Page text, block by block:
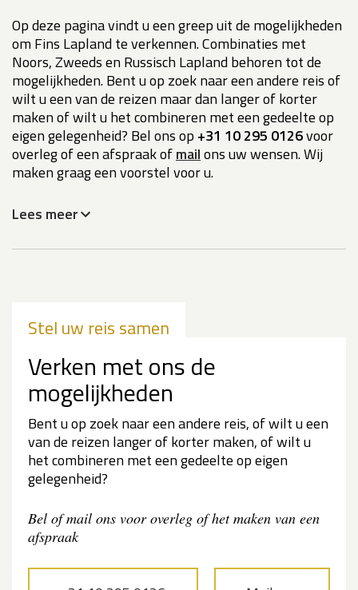
Op deze pagina vindt u een greep uit de mogelijkheden
om Fins Lapland te verkennen. Combinaties met
Noors, Zweeds en Russisch Lapland behoren tot de
mogelijkheden. Bent u op zoek naar een andere reis of
wilt u een van de reizen maar dan langer of korter
maken of wilt u het combineren met een gedeelte op
eigen gelegenheid? Bel ons op +31 10 295 0126voor
overleg of een afspraak ofmailons uw wensen. Wij
maken graag een voorstel voor u.
Lees meer
Stel uw reis samen
Verken met ons de
mogelijkheden
Bent u op zoek naar een andere reis, of wilt u een
van de reizen langer of korter maken, of wilt u
het combineren met een gedeelte op eigen
gelegenheid?
Bel of mail ons voor overleg of het maken van een
afspraak